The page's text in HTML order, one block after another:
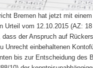
Bremen hat jetzt mit
Urteil vom 12.10.2015 (AZ:
dass der Anspruch auf
Unrecht einbehaltenen
bis zur Entscheidung des